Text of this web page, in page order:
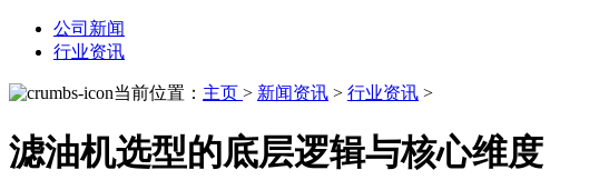
公司新闻
行业资讯
当前位置： 主页 > 新闻资讯 > 行业资讯 >
滤油机选型的底层逻辑与核心维度​